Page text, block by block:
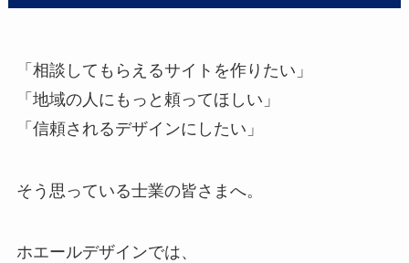
「相談してもらえるサイトを作りたい」
「地域の人にもっと頼ってほしい」
「信頼されるデザインにしたい」
そう思っている士業の皆さまへ。
ホエールデザインでは、